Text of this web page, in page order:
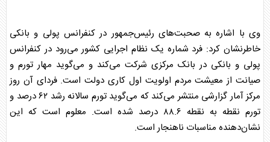
وی با اشاره به صحبت‌های رئیس‌جمهور در کنفرانس پولی و بانکی
خاطرنشان کرد: فرد شماره یک نظام اجرایی کشور می‌رود در کنفرانس
پولی و بانکی در بانک مرکزی شرکت می‌کند و می‌گوید مهار تورم و
صیانت از معیشت مردم اولویت اول کاری دولت است. فردای آن روز
مرکز آمار گزارشی منتشر می‌کند که می‌گوید تورم سالانه رشد ۶۲ درصد و
تورم نقطه به نقطه ۸۸.۶ درصد شده است. معلوم است که این
نشان‌دهنده مناسبات ناهنجار است.